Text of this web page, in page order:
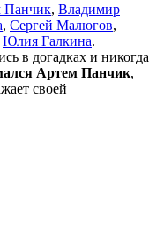
Панчик, Владимир
, Сергей Малюгов,
Юлия Галкина.
в догадках и никогда
Артем Панчик,
своей